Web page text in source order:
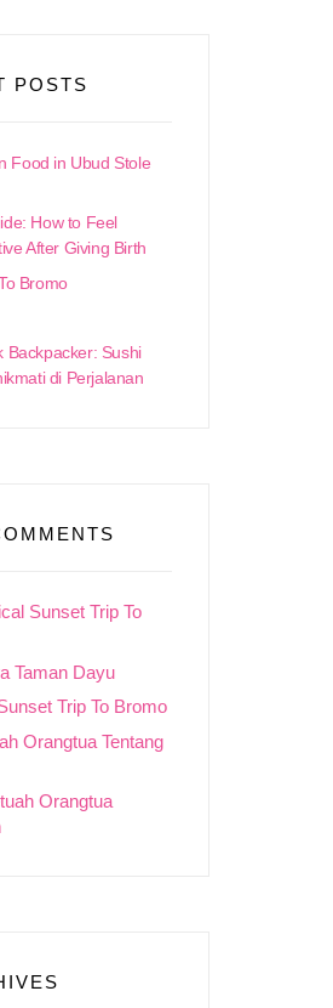
POSTS
Food in Ubud Stole
How to Feel
After Giving Birth
Bromo
Backpacker: Sushi
di Perjalanan
Sunset Trip To
Taman Dayu
Trip To Bromo
Orangtua Tentang
Orangtua